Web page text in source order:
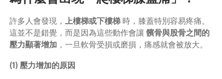
許多人會發現， 上樓梯或下樓梯時，膝蓋特別容易疼痛。
這並不是錯覺，而是因為這些動作會讓 髕骨與股骨之間的
壓力顯著增加 ，一旦軟骨受損或磨損，痛感就會被放大。
(1) 壓力增加的原因